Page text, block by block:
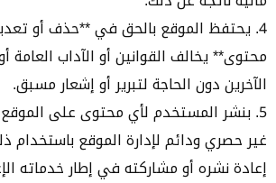
4. يحتفظ الموقع بالحق في **حذف أو
محتوى** يخالف القوانين أو الآداب
الآخرين دون الحاجة لتبرير أو إشعار مسبق.
5. بنشر المستخدم لأي محتوى على
غير حصري ودائم لإدارة الموقع باستخدام
إعادة نشره أو مشاركته في إطار خدماته